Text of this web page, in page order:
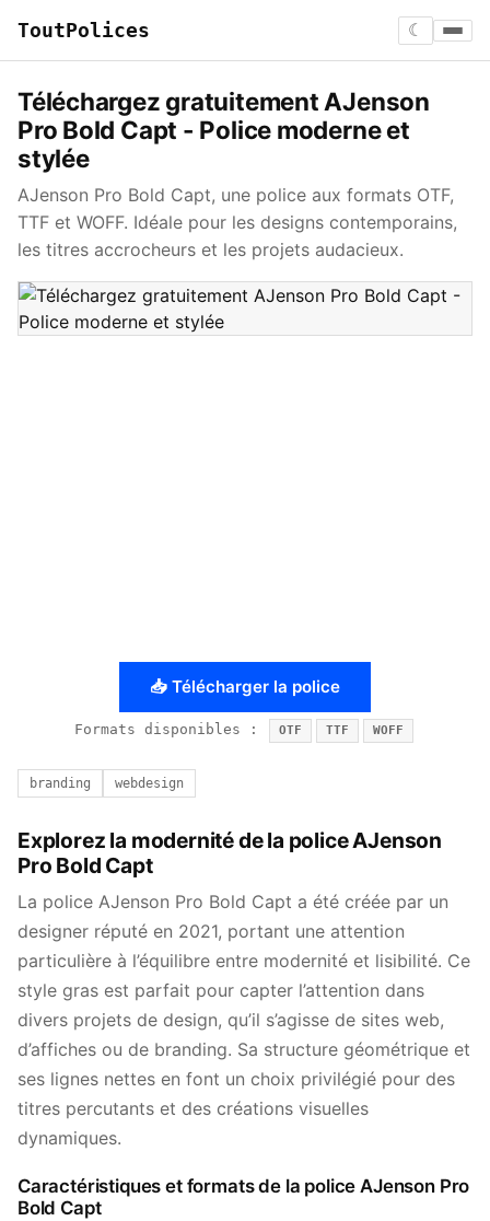
ToutPolices ☾
Téléchargez gratuitement AJenson
Pro Bold Capt - Police moderne et
stylée
AJenson Pro Bold Capt, une police aux formats OTF,
TTF et WOFF. Idéale pour les designs contemporains,
les titres accrocheurs et les projets audacieux.
📥 Télécharger la police
Formats disponibles : OTF TTF WOFF
branding webdesign
Explorez la modernité de la police AJenson
Pro Bold Capt
La police AJenson Pro Bold Capt a été créée par un
designer réputé en 2021, portant une attention
particulière à l’équilibre entre modernité et lisibilité. Ce
style gras est parfait pour capter l’attention dans
divers projets de design, qu’il s’agisse de sites web,
d’affiches ou de branding. Sa structure géométrique et
ses lignes nettes en font un choix privilégié pour des
titres percutants et des créations visuelles
dynamiques.
Caractéristiques et formats de la police AJenson Pro
Bold Capt